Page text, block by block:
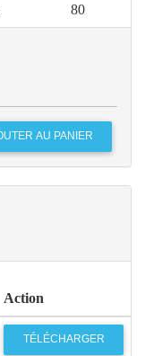
80
Action
TÉLÉCHARGER